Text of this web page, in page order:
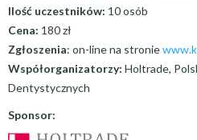
Ilość uczestników: 10 osób
Cena: 180 zł
Zgłoszenia: on-line na stronie
Współorganizatorzy: Holtrade,
Dentystycznych
Sponsor: